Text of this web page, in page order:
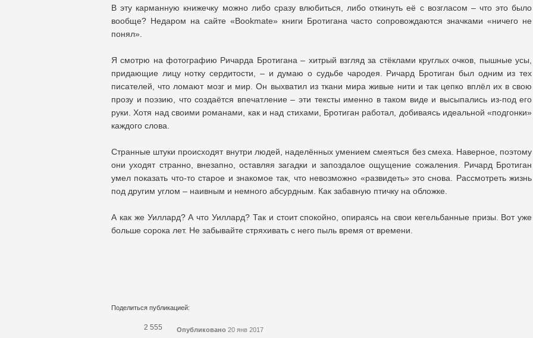
В эту карманную книжечку можно либо сразу влюбиться, либо откинуть её с возгласом – что это было
вообще? Недаром на сайте «Bookmate» книги Бротигана часто сопровождаются значками «ничего не
понял».
Я смотрю на фотографию Ричарда Бротигана – хитрый взгляд за стёклами круглых очков, пышные усы,
придающие лицу нотку сердитости, – и думаю о судьбе чародея. Ричард Бротиган был одним из тех
писателей, что ломают мозг и мир. Он выхватил из ткани мира живые нити и так цепко вплёл их в свою
прозу и поэзию, что создаётся впечатление – эти тексты именно в таком виде и высыпались из-под его
руки. Хотя над своими романами, как и над стихами, Бротиган работал, добиваясь идеальной «подгонки»
каждого слова.
Странные штуки происходят внутри людей, наделённых умением смеяться без смеха. Наверное, поэтому
они уходят странно, внезапно, оставляя загадки и запоздалое ощущение сожаления. Ричард Бротиган
умел показать что-то старое и знакомое так, что невозможно «развидеть» это снова. Рассмотреть жизнь
под другим углом – наивным и немного абсурдным. Как забавную птичку на обложке.
А как же Уиллард? А что Уиллард? Так и стоит спокойно, опираясь на свои кегельбанные призы. Вот уже
больше сорока лет. Не забывайте стряхивать с него пыль время от времени.
Поделиться публикацией:
2 555 Опубликовано 20 янв 2017